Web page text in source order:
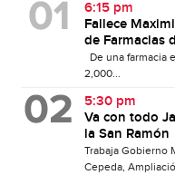
6:15 pm
Fallece
de Farmacias
De una farmacia
2,000...
5:30 pm
Va con todo
la San Ramón
Trabaja Gobierno
Cepeda,